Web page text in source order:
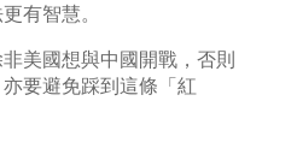
有智慧。
美國想與中國開戰，否則
要避免踩到這條「紅